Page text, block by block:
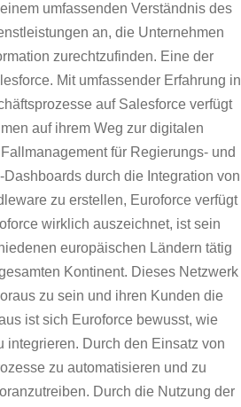
umfassenden Verständnis des
an, die Unternehmen
zurechtzufinden. Eine der
Mit umfassender Erfahrung in
auf Salesforce verfügt
auf ihrem Weg zur digitalen
für Regierungs- und
durch die Integration von
zu erstellen, Euroforce verfügt
wirklich auszeichnet, ist sein
europäischen Ländern tätig
Kontinent. Dieses Netzwerk
zu sein und ihren Kunden die
ist sich Euroforce bewusst, wie
Durch den Einsatz von
zu automatisieren und zu
Durch die Nutzung der